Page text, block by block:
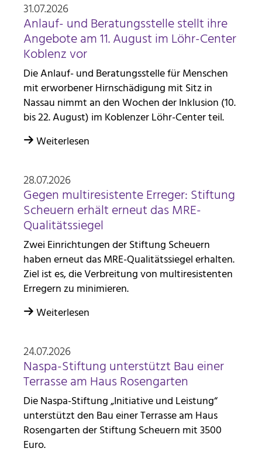
31.07.2026
Anlauf- und Beratungsstelle stellt ihre
Angebote am 11. August im Löhr-Center
Koblenz vor
Die Anlauf- und Beratungsstelle für Menschen
mit erworbener Hirnschädigung mit Sitz in
Nassau nimmt an den Wochen der Inklusion (10.
bis 22. August) im Koblenzer Löhr-Center teil.
Weiterlesen
28.07.2026
Gegen multiresistente Erreger: Stiftung
Scheuern erhält erneut das MRE-
Qualitätssiegel
Zwei Einrichtungen der Stiftung Scheuern
haben erneut das MRE-Qualitätssiegel erhalten.
Ziel ist es, die Verbreitung von multiresistenten
Erregern zu minimieren.
Weiterlesen
24.07.2026
Naspa-Stiftung unterstützt Bau einer
Terrasse am Haus Rosengarten
Die Naspa-Stiftung „Initiative und Leistung“
unterstützt den Bau einer Terrasse am Haus
Rosengarten der Stiftung Scheuern mit 3500
Euro.
1 Jahr
mtm_consent oder
mtm_consent_removed
Name:
mtm_consent oder mtm_consent_removed
Anbieter:
Stiftung Scheuern
Zweck:
Cookie Laufzeit:
STATISTIK
Statistik Cookies erfassen Informationen anonym.
Diese Informationen helfen uns zu verstehen, wie
nutzen wir die Software matomo. Daten werden
_pk_id
Anbieter:
Zweck:
Seitenstatistik
Cookie Laufzeit: